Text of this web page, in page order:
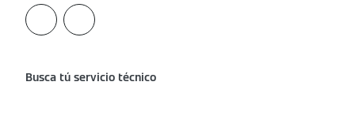
Busca tú servicio técnico